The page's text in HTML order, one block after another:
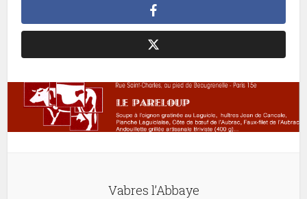
Vabres l’Abbaye